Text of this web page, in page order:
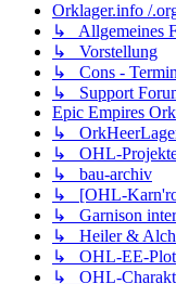
Orklager.info /
↳ Allgemeines
↳ Vorstellung
↳ Cons -
↳ Support
Epic Empires
↳
↳ OHL-
↳ bau-archiv
↳ [OHL-
↳ Garnison
↳ Heiler &
↳ OHL-EE-Plot
↳ OHL-